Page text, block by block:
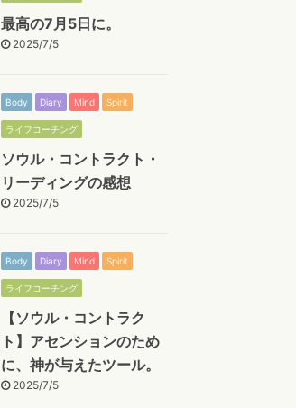
最高の7月5日に。
2025/7/5
Body Diary Mind Spirit
ライフコーチング
ソウル・コントラクト・
リーディングの感想
2025/7/5
Body Diary Mind Spirit
ライフコーチング
【ソウル・コントラク
ト】アセンションのため
に、神が与えたツール。
2025/7/5